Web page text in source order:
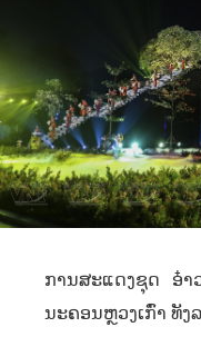
ການສະແດງຊຸດ ອ໋າ
ນະຄອນຫຼວງເກົ່າ ທັງ